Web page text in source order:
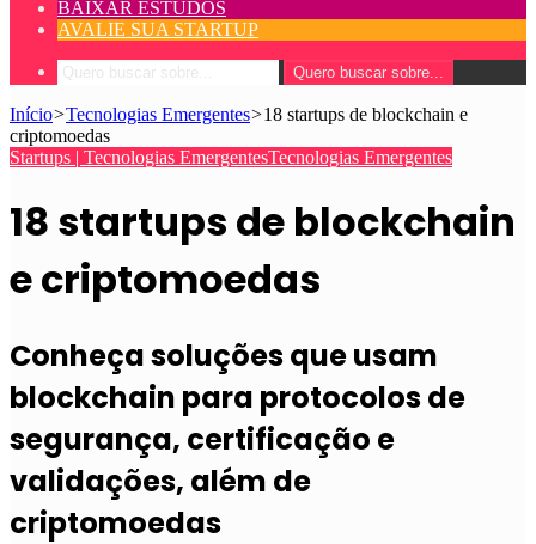
BAIXAR ESTUDOS
AVALIE SUA STARTUP
Quero buscar sobre...
Início>Tecnologias Emergentes>18 startups de blockchain e
criptomoedas
Startups | Tecnologias EmergentesTecnologias Emergentes
18 startups de blockchain
e criptomoedas
Conheça soluções que usam
blockchain para protocolos de
segurança, certificação e
validações, além de
criptomoedas